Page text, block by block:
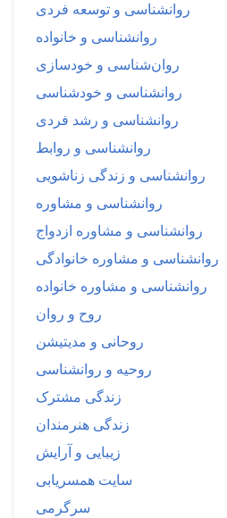
روانشناسی و توسعه فردی
روانشناسی و خانواده
روان‌شناسی و خودسازی
روانشناسی و خودشناسی
روانشناسی و رشد فردی
روانشناسی و روابط
روانشناسی و زندگی زناشویی
روانشناسی و مشاوره
روانشناسی و مشاوره ازدواج
روانشناسی و مشاوره خانوادگی
روانشناسی و مشاوره خانواده
روح و روان
روحانی و مدیتیشن
روحیه و روانشناسی
زندگی مشترک
زندگی هنرمندان
زیبایی و آرایش
سایت همسریابی
سرگرمی